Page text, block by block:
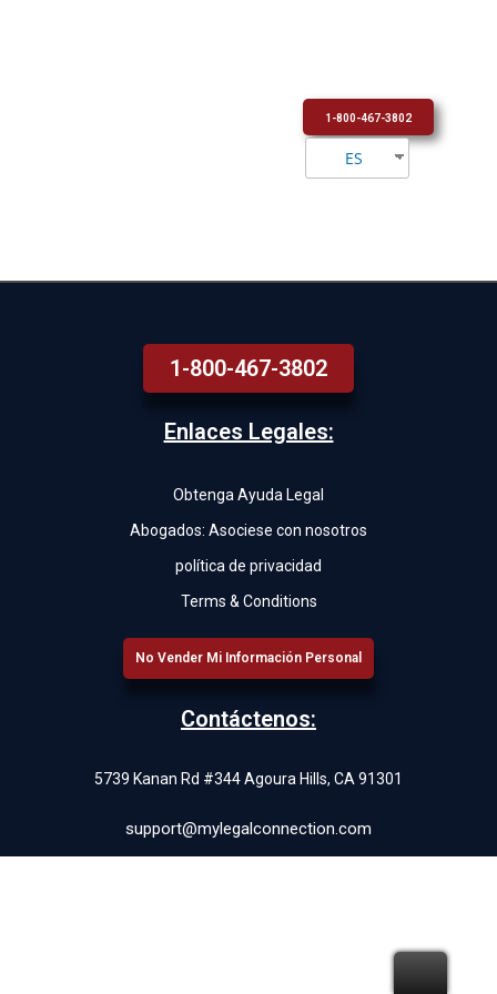
1-800-467-3802
ES
1-800-467-3802
Enlaces Legales:
Obtenga Ayuda Legal
Abogados: Asociese con nosotros
política de privacidad
Terms & Conditions
No Vender Mi Información Personal
Contáctenos:
5739 Kanan Rd #344 Agoura Hills, CA 91301
support@mylegalconnection.com